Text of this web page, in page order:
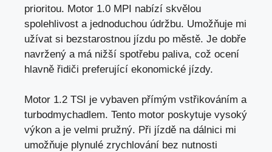
prioritou. Motor 1.0 MPI nabízí skvělou
spolehlivost a jednoduchou údržbu. Umožňuje mi
užívat si bezstarostnou jízdu po městě. Je dobře
navržený a má nižší spotřebu paliva, což ocení
hlavně řidiči preferující ekonomické jízdy.
Motor 1.2 TSI je vybaven přímým vstřikováním a
turbodmychadlem. Tento motor poskytuje vysoký
výkon a je velmi pružný. Při jízdě na dálnici mi
umožňuje plynulé zrychlování bez nutnosti